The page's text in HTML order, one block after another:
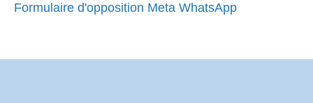
Formulaire d'opposition Meta WhatsApp